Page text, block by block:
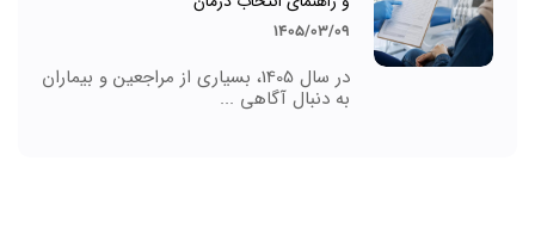
1405/03/09
در سال 1405، بسیاری از مراجعین و بیماران
به دنبال آگاهی ...